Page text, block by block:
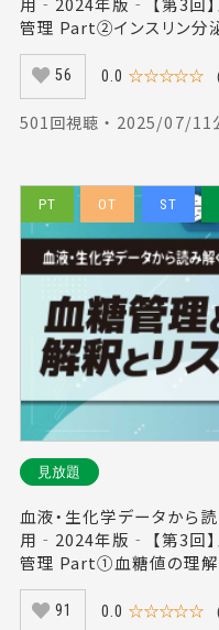
管理 Part②インスリン分
56 0.0 ☆☆☆☆☆
501回視聴 ・ 2025/07/11
PT OT ST
見放題
血液・生化学データから
用‐2024年版‐ 【第3回
管理 Part①血糖値の理解
91 0.0 ☆☆☆☆☆